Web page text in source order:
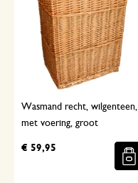
Wasmand recht, wilgenteen,
met voering, groot
€ 59,95